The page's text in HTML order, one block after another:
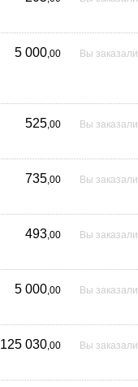
5 000,00 Вы заказали
525,00 Вы заказали
735,00 Вы заказали
493,00 Вы заказали
5 000,00 Вы заказали
125 030,00 Вы заказали